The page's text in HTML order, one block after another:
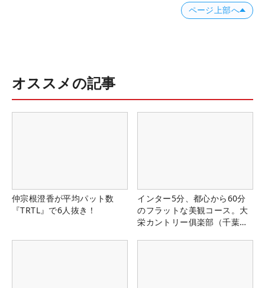
ページ上部へ
オススメの記事
仲宗根澄香が平均パット数
『TRTL』で6人抜き！
インター5分、都心から60分
のフラットな美観コース。大
栄カントリー俱楽部（千葉